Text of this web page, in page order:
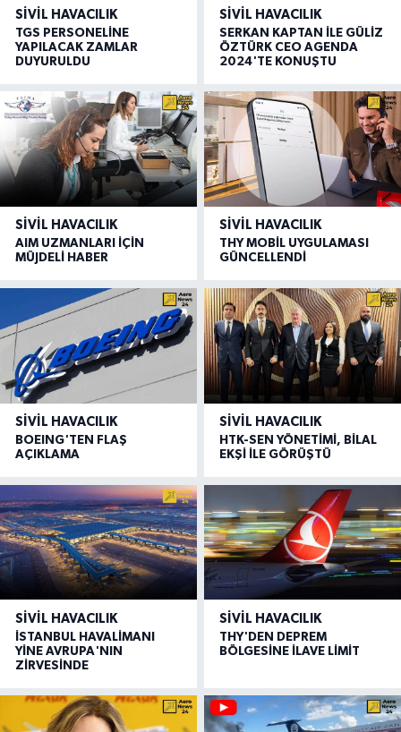
SIVIL HAVACILIK
TGS PERSONELİNE
YAPILACAK ZAMLAR
DUYURULDU
SIVIL HAVACILIK
SERKAN KAPTAN İLE GÜLİZ
ÖZTÜRK CEO AGENDA
2024'TE KONUŞTU
SIVIL HAVACILIK
AIM UZMANLARI İÇİN
MÜJDELİ HABER
SIVIL HAVACILIK
THY MOBİL UYGULAMASI
GÜNCELLENDİ
SIVIL HAVACILIK
BOEING'TEN FLAŞ
AÇIKLAMA
SIVIL HAVACILIK
HTK-SEN YÖNETİMİ, BİLAL
EKŞİ İLE GÖRÜŞTÜ
SIVIL HAVACILIK
İSTANBUL HAVALİMANI
YİNE AVRUPA'NIN
ZİRVESİNDE
SIVIL HAVACILIK
THY'DEN DEPREM
BÖLGESİNE İLAVE LİMİT